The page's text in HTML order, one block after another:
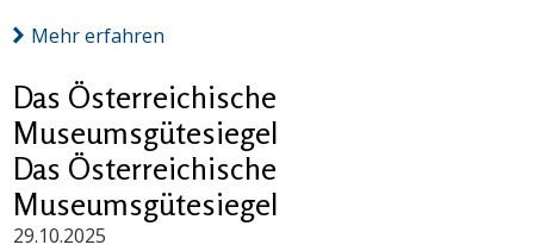
Mehr erfahren
Das Österreichische
Museumsgütesiegel
Das Österreichische
Museumsgütesiegel
29.10.2025